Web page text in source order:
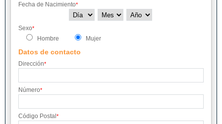
Fecha de Nacimiento*
Sexo*
Hombre Mujer
Datos de contacto
Dirección*
Número*
Código Postal *